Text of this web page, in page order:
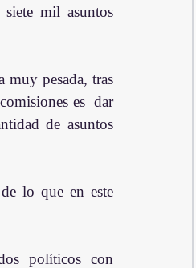
mil asuntos
muy pesada, tras
es  dar
de asuntos
lo que en este
políticos con